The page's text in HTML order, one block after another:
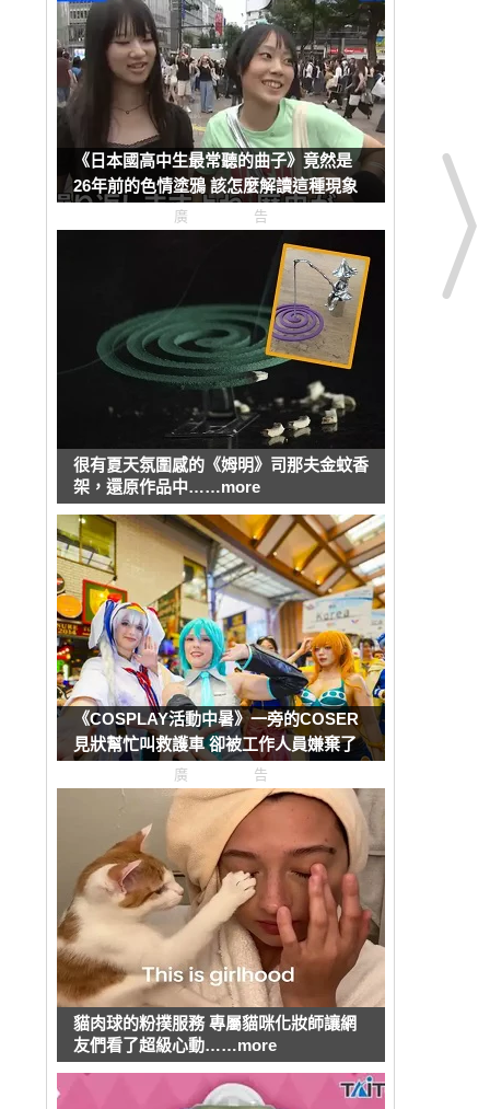
《日本國高中生最常聽的曲子》竟然是
26年前的色情塗鴉 該怎麼解讀這種現象
廣告
很有夏天氛圍感的《姆明》司那夫金蚊香
架，還原作品中……more
《COSPLAY活動中暑》一旁的COSER
見狀幫忙叫救護車 卻被工作人員嫌棄了
廣告
貓肉球的粉撲服務 專屬貓咪化妝師讓網
友們看了超級心動……more